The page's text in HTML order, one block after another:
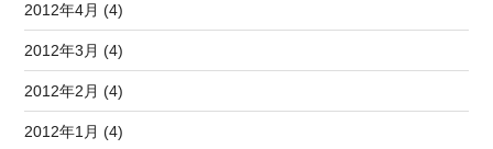
2012年4月 (4)
2012年3月 (4)
2012年2月 (4)
2012年1月 (4)